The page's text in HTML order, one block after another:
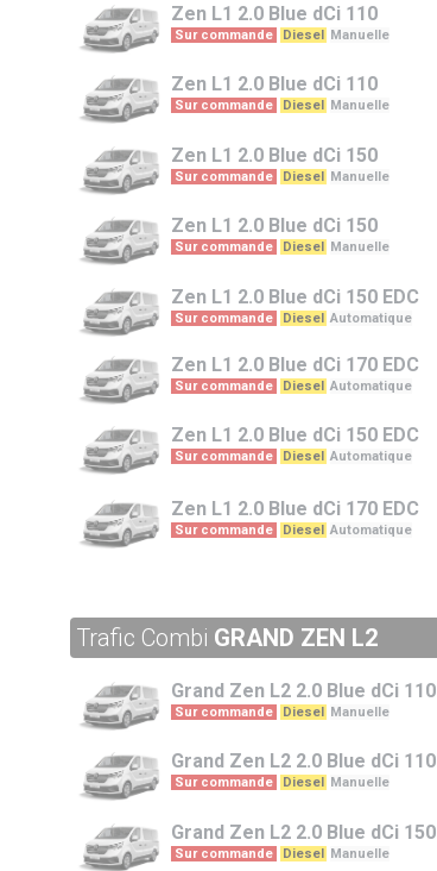
Zen L1 2.0 Blue dCi 110
Sur commande Diesel Manuelle
Zen L1 2.0 Blue dCi 110
Sur commande Diesel Manuelle
Zen L1 2.0 Blue dCi 150
Sur commande Diesel Manuelle
Zen L1 2.0 Blue dCi 150
Sur commande Diesel Manuelle
Zen L1 2.0 Blue dCi 150 EDC
Sur commande Diesel Automatique
Zen L1 2.0 Blue dCi 170 EDC
Sur commande Diesel Automatique
Zen L1 2.0 Blue dCi 150 EDC
Sur commande Diesel Automatique
Zen L1 2.0 Blue dCi 170 EDC
Sur commande Diesel Automatique
Trafic Combi GRAND ZEN L2
Grand Zen L2 2.0 Blue dCi 110
Sur commande Diesel Manuelle
Grand Zen L2 2.0 Blue dCi 110
Sur commande Diesel Manuelle
Grand Zen L2 2.0 Blue dCi 150
Sur commande Diesel Manuelle